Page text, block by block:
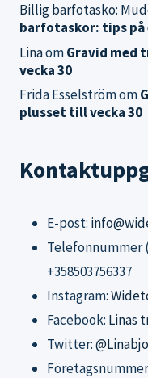
Billig barfotasko:
barfotaskor: tips
LinaomGravid med
vecka 30
Frida Esselströmom
plusset till vecka 30
E-post:
Telefonnummer
+358503756337
Instagram:
Facebook: Linas
Twitter: